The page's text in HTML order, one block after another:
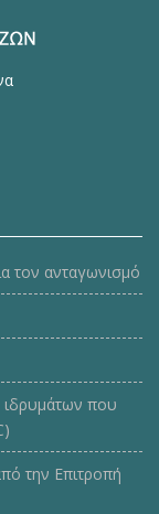
τον ανταγωνισμό
ιδρυμάτων που
την Επιτροπή